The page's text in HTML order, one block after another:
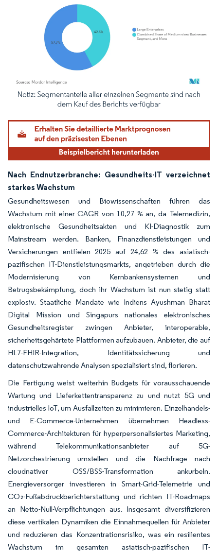
Bild © Mordor Intelligence. Wiederverwendung erfordert Namensnennung
Nach Endnutzerbranche: Gesundheits-IT verzeichnet
starkes Wachstum
Gesundheitswesen und Biowissenschaften führen das
Wachstum mit einer CAGR von 10,27 % an, da Telemedizin,
elektronische Gesundheitsakten und KI-Diagnostik zum
Mainstream werden. Banken, Finanzdienstleistungen und
Versicherungen entfielen 2025 auf 24,62 % des asiatisch-
pazifischen IT-Dienstleistungsmarkts, angetrieben durch die
Modernisierung von Kernbankensystemen und
Betrugsbekämpfung, doch ihr Wachstum ist nun stetig statt
explosiv. Staatliche Mandate wie Indiens Ayushman Bharat
Digital Mission und Singapurs nationales elektronisches
Gesundheitsregister zwingen Anbieter, interoperable,
sicherheitsgehärtete Plattformen aufzubauen. Anbieter, die auf
HL7-FHIR-Integration, Identitätssicherung und
datenschutzwahrende Analysen spezialisiert sind, florieren.
Die Fertigung weist weiterhin Budgets für vorausschauende
Wartung und Lieferkettentransparenz zu und nutzt 5G und
industrielles IoT, um Ausfallzeiten zu minimieren. Einzelhandels-
und E-Commerce-Unternehmen übernehmen Headless-
Commerce-Architekturen für hyperpersonalisiertes Marketing,
während Telekommunikationsanbieter auf 5G-
Netzorchestrierung umstellen und die Nachfrage nach
cloudnativer OSS/BSS-Transformation ankurbeln.
Energieversorger investieren in Smart-Grid-Telemetrie und
CO₂-Fußabdruckberichterstattung und richten IT-Roadmaps
an Netto-Null-Verpflichtungen aus. Insgesamt diversifizieren
diese vertikalen Dynamiken die Einnahmequellen für Anbieter
und reduzieren das Konzentrationsrisiko, was ein resilientes
Wachstum im gesamten asiatisch-pazifischen IT-